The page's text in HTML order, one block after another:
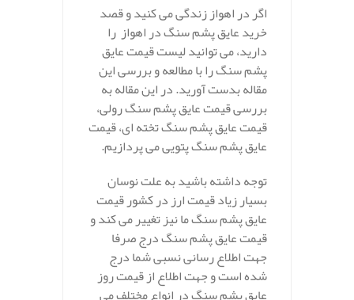
اگر در اهواز زندگی می کنید و قصد
خرید عایق پشم سنگ در اهواز را
دارید، می توانید لیست قیمت عایق
پشم سنگ را با مطالعه و بررسی این
مقاله بدست آورید. در این مقاله به
بررسی قیمت عایق پشم سنگ رولی،
قیمت عایق پشم سنگ تخته ای، قیمت
عایق پشم سنگ پتویی می پردازیم.
توجه داشته باشید به علت نوسان
بسیار زیاد قیمت ارز در کشور قیمت
عایق پشم سنگ ما نیز تغییر می کند و
قیمت عایق پشم سنگ درج صرفا
جهت اطلاع رسانی نسبی شما درج
شده است و جهت اطلاع از قیمت روز